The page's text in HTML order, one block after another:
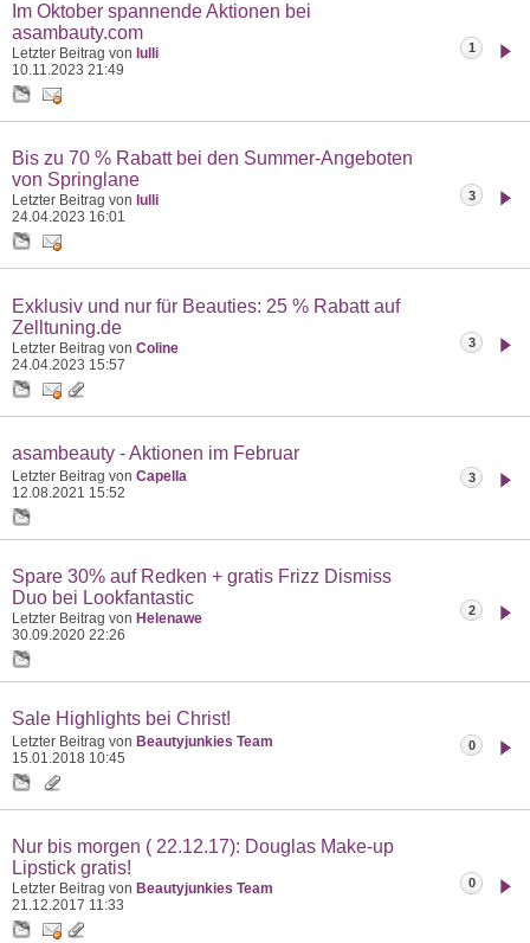
Im Oktober spannende Aktionen bei
asambauty.com
Letzter Beitrag von lulli
10.11.2023 21:49
1
Bis zu 70 % Rabatt bei den Summer-Angeboten
von Springlane
Letzter Beitrag von lulli
24.04.2023 16:01
3
Exklusiv und nur für Beauties: 25 % Rabatt auf
Zelltuning.de
Letzter Beitrag von Coline
24.04.2023 15:57
3
asambeauty - Aktionen im Februar
Letzter Beitrag von Capella
12.08.2021 15:52
3
Spare 30% auf Redken + gratis Frizz Dismiss
Duo bei Lookfantastic
Letzter Beitrag von Helenawe
30.09.2020 22:26
2
Sale Highlights bei Christ!
Letzter Beitrag von Beautyjunkies Team
15.01.2018 10:45
0
Nur bis morgen ( 22.12.17): Douglas Make-up
Lipstick gratis!
Letzter Beitrag von Beautyjunkies Team
21.12.2017 11:33
0